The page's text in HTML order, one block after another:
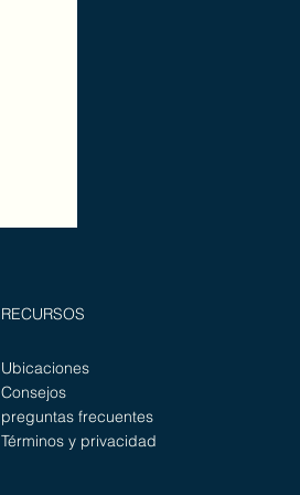
RECURSOS
Ubicaciones
Consejos
preguntas frecuentes
Términos y privacidad